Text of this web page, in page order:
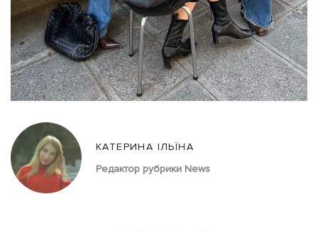
КАТЕРИНА ІЛЬЇНА
Редактор рубрики News